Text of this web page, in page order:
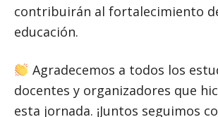
contribuirán al fortalecimiento
educación.
Agradecemos a todos los
docentes y organizadores que
esta jornada. ¡Juntos seguimos